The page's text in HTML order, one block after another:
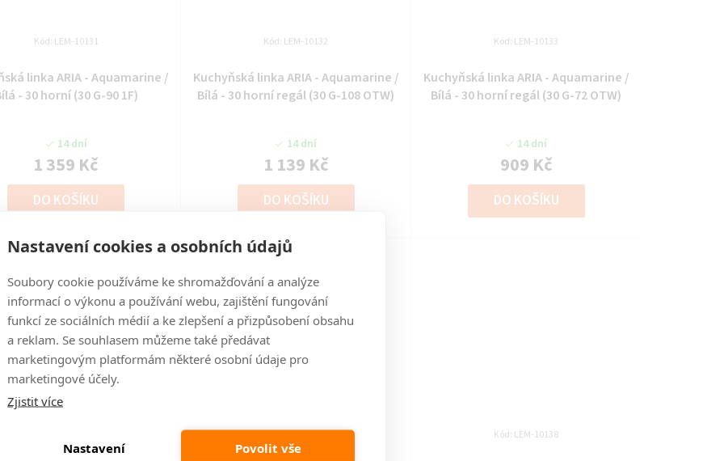
Nastavení cookies a osobních údajů
Soubory cookie používáme ke shromažďování a analýze
informací o výkonu a používání webu, zajištění fungování
funkcí ze sociálních médií a ke zlepšení a přizpůsobení obsahu
a reklam. Se souhlasem můžeme také předávat
marketingovým platformám některé osobní údaje pro
marketingové účely.
Zjistit více
Nastavení Povolit vše
linka ARIA - Aquamarine /
- 30 horní (30 G-90 1F)
14 dní
1 359 Kč
DO KOŠÍKU
Kód: LEM-10131
Kuchyňská linka ARIA - Aquamarine /
Bílá - 30 horní regál (30 G-108 OTW)
14 dní
1 139 Kč
DO KOŠÍKU
Kód: LEM-10132
Kuchyňská linka ARIA - Aquamarine /
Bílá - 30 horní regál (30 G-72 OTW)
14 dní
909 Kč
DO KOŠÍKU
Kód: LEM-10133
Kód:LEM-10137 Kód: LEM-10138